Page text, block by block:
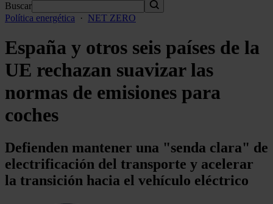
Buscar
Política energética
· NET ZERO
España y otros seis países de la
UE rechazan suavizar las
normas de emisiones para
coches
Defienden mantener una "senda clara" de
electrificación del transporte y acelerar
la transición hacia el vehículo eléctrico